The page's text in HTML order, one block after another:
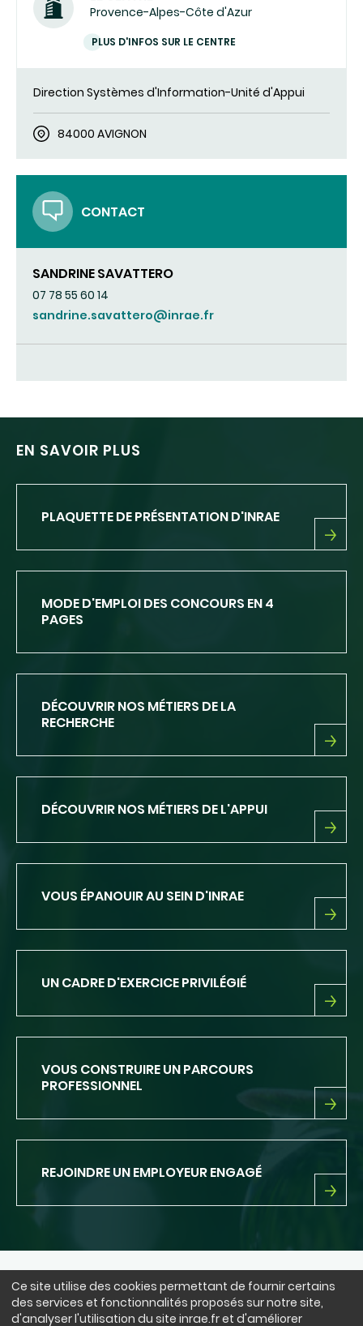
Ce site utilise des cookies permettant de fournir certains
des services et fonctionnalités proposés sur notre site,
d'analyser l'utilisation du site inrae.fr et d'améliorer
Provence-Alpes-Côte d'Azur
PLUS D'INFOS SUR LE CENTRE
Direction Systèmes d'Information-Unité d'Appui
84000 AVIGNON
CONTACT
SANDRINE SAVATTERO
07 78 55 60 14
sandrine.savattero@inrae.fr
EN SAVOIR PLUS
PLAQUETTE DE PRÉSENTATION D'INRAE
PLAQUETTE
MODE D'EMPLOI DES CONCOURS EN 4
PAGES
DÉCOUVRIR NOS MÉTIERS DE LA
RECHERCHE
DÉCOUVRIR
DE
LA
DÉCOUVRIR NOS MÉTIERS DE L'APPUI
DÉCOUVRIR
L'APPUI
VOUS ÉPANOUIR AU SEIN D'INRAE
VOUS
D'INRAE
UN CADRE D'EXERCICE PRIVILÉGIÉ
UN
VOUS CONSTRUIRE UN PARCOURS
PROFESSIONNEL
VOUS
PROFESSIONNEL
REJOINDRE UN EMPLOYEUR ENGAGÉ
REJOINDRE
ENGAGÉ
NOUS SUIVRE
LinkedInFacebook
BlueSkyinstagram
Youtube
X